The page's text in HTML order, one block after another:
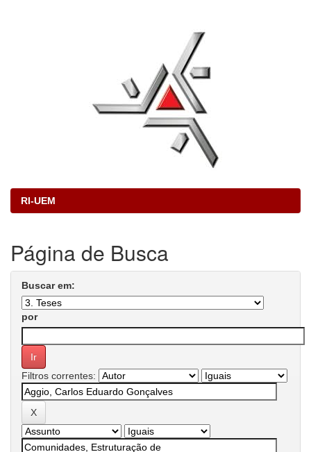
RI-UEM
Página de Busca
Buscar em:
por
Filtros correntes: